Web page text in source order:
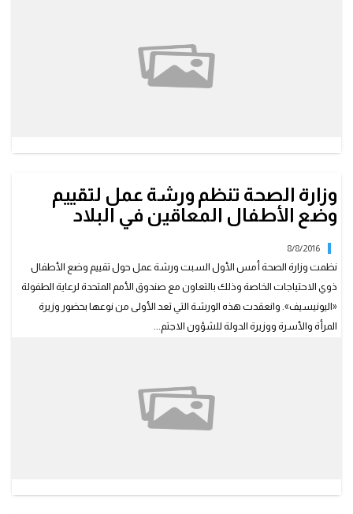
وزارة الصحة تنظم ورشة عمل لتقييم
وضع الأطفال المعاقين في البلاد
8/8/2016
نظمت وزارة الصحة أمس الأول السبت ورشة عمل حول تقييم وضع الأطفال
ذوي الاحتياجات الخاصة وذلك بالتعاون مع صندوق الأمم المتحدة لرعاية الطفولة
«اليونيسيف». وانعقدت هذه الورشة التي تعد الأولى من نوعها بحضور وزيرة
المرأة والأسرة ووزيرة الدولة للشؤون الاجتم...